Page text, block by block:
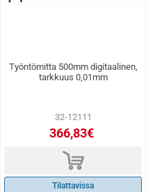
Työntömitta 500mm digitaalinen,
tarkkuus 0,01mm
32-12111
366,83€
d
Tilattavissa